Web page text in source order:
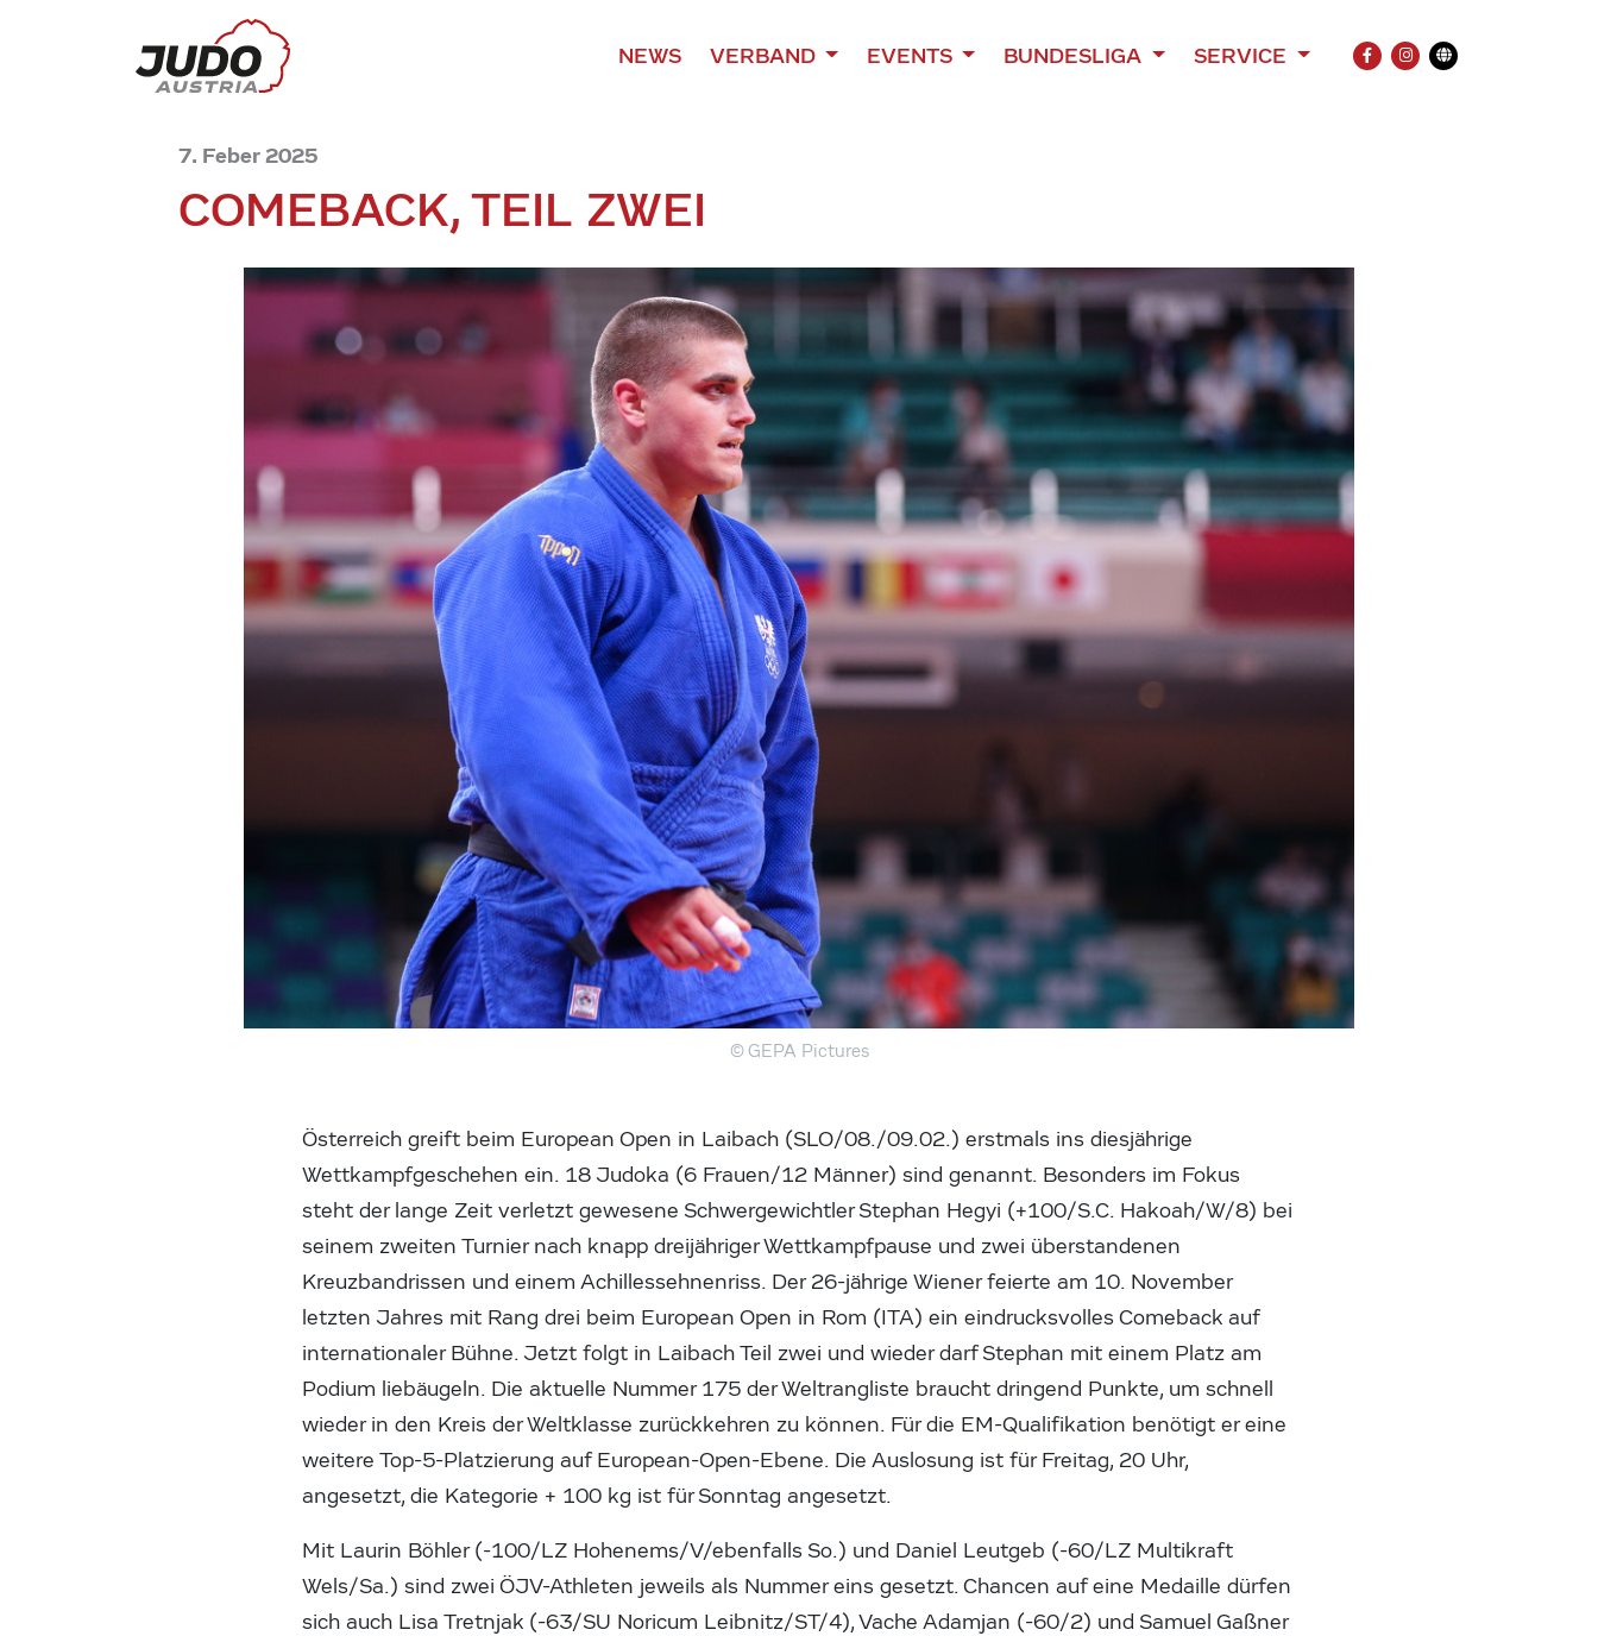
NEWS VERBAND EVENTS BUNDESLIGA SERVICE
FACEBOOK
INSTAGRAM
Übersetzung
7. Feber 2025
COMEBACK, TEIL ZWEI
© GEPA Pictures
Österreich greift beim European Open in Laibach (SLO/08./09.02.) erstmals ins diesjährige
Wettkampfgeschehen ein. 18 Judoka (6 Frauen/12 Männer) sind genannt. Besonders im Fokus
steht der lange Zeit verletzt gewesene Schwergewichtler Stephan Hegyi (+100/S.C. Hakoah/W/8) bei
seinem zweiten Turnier nach knapp dreijähriger Wettkampfpause und zwei überstandenen
Kreuzbandrissen und einem Achillessehnenriss. Der 26-jährige Wiener feierte am 10. November
letzten Jahres mit Rang drei beim European Open in Rom (ITA) ein eindrucksvolles Comeback auf
internationaler Bühne. Jetzt folgt in Laibach Teil zwei und wieder darf Stephan mit einem Platz am
Podium liebäugeln. Die aktuelle Nummer 175 der Weltrangliste braucht dringend Punkte, um schnell
wieder in den Kreis der Weltklasse zurückkehren zu können. Für die EM-Qualifikation benötigt er eine
weitere Top-5-Platzierung auf European-Open-Ebene. Die Auslosung ist für Freitag, 20 Uhr,
angesetzt, die Kategorie + 100 kg ist für Sonntag angesetzt.
Mit Laurin Böhler (-100/LZ Hohenems/V/ebenfalls So.) und Daniel Leutgeb (-60/LZ Multikraft
Wels/Sa.) sind zwei ÖJV-Athleten jeweils als Nummer eins gesetzt. Chancen auf eine Medaille dürfen
sich auch Lisa Tretnjak (-63/SU Noricum Leibnitz/ST/4), Vache Adamjan (-60/2) und Samuel Gaßner